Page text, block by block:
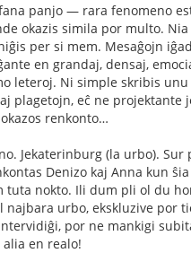
panjo — rara fenomeno
okazis simila por multo. Nia
per si mem. Mesaĝojn
en grandaj, densaj,
leteroj. Ni simple skribis
plagetojn, eĉ ne projektante
renkonto…
Jekaterinburg (la urbo). Sur
Denizo kaj Anna kun ŝia
tuta nokto. Ili dum pli ol du
urbo, ekskluzive por
por ne mankigi
en realo!